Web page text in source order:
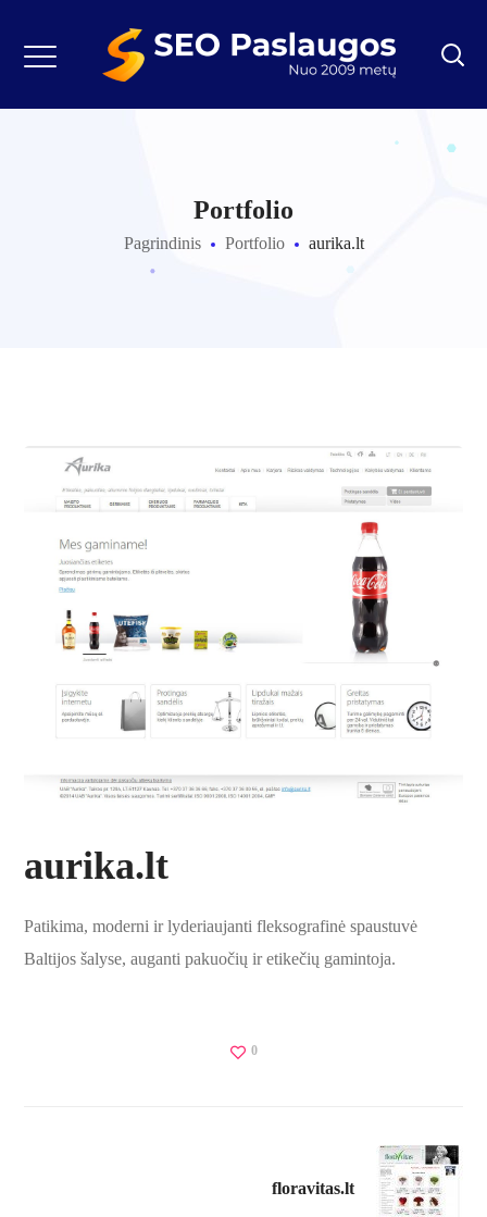
Portfolio
Pagrindinis Portfolio aurika.lt
aurika.lt
Patikima, moderni ir lyderiaujanti fleksografinė spaustuvė
Baltijos šalyse, auganti pakuočių ir etikečių gamintoja.
0
floravitas.lt